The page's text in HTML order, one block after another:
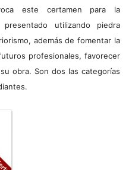
este certamen para la
utilizando piedra
además de fomentar la
profesionales, favorecer
obra. Son dos las categorías